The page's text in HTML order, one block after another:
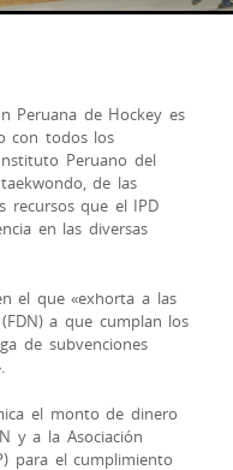
Peruana de Hockey es
con todos los
Peruano del
de las
recursos que el IPD
en las diversas
el que «exhorta a las
a que cumplan los
de subvenciones
el monto de dinero
y a la Asociación
para el cumplimiento